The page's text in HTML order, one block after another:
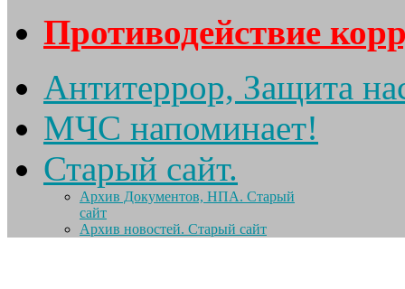
Противодействие
Антитеррор, Защита
МЧС напоминает!
Старый сайт.
Архив Документов, НПА. Старый
сайт
Архив новостей. Старый сайт